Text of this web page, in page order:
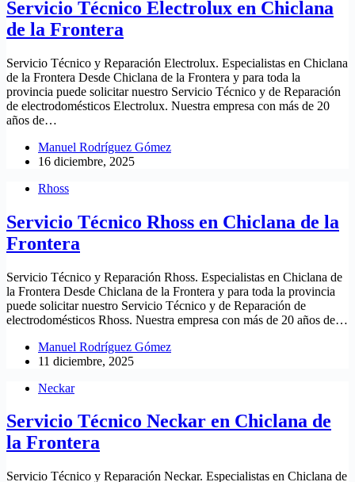
Servicio Técnico Electrolux en Chiclana
de la Frontera
Servicio Técnico y Reparación Electrolux. Especialistas en Chiclana
de la Frontera Desde Chiclana de la Frontera y para toda la
provincia puede solicitar nuestro Servicio Técnico y de Reparación
de electrodomésticos Electrolux. Nuestra empresa con más de 20
años de…
Manuel Rodríguez Gómez
16 diciembre, 2025
Rhoss
Servicio Técnico Rhoss en Chiclana de la
Frontera
Servicio Técnico y Reparación Rhoss. Especialistas en Chiclana de
la Frontera Desde Chiclana de la Frontera y para toda la provincia
puede solicitar nuestro Servicio Técnico y de Reparación de
electrodomésticos Rhoss. Nuestra empresa con más de 20 años de…
Manuel Rodríguez Gómez
11 diciembre, 2025
Neckar
Servicio Técnico Neckar en Chiclana de
la Frontera
Servicio Técnico y Reparación Neckar. Especialistas en Chiclana de